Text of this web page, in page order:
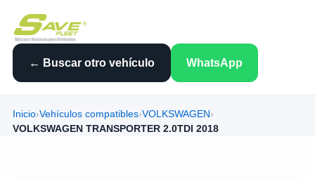
← Buscar otro vehículo WhatsApp
Inicio›Vehículos compatibles›VOLKSWAGEN ›
VOLKSWAGEN TRANSPORTER 2.0TDI 2018